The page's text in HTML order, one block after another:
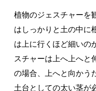
植物のジェスチャーを
はしっかりと土の中
は上に行くほど細い
スチャーは上へ上へと
の場合、上へと向かう
土台としての太い茎が